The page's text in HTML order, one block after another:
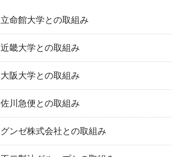
立命館大学との取組み
近畿大学との取組み
大阪大学との取組み
佐川急便との取組み
グンゼ株式会社との取組み